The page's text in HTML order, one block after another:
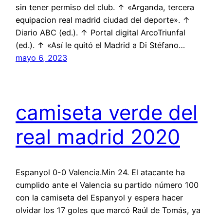
sin tener permiso del club. ↑ «Arganda, tercera
equipacion real madrid ciudad del deporte». ↑
Diario ABC (ed.). ↑ Portal digital ArcoTriunfal
(ed.). ↑ «Así le quitó el Madrid a Di Stéfano…
mayo 6, 2023
camiseta verde del
real madrid 2020
Espanyol 0-0 Valencia.Min 24. El atacante ha
cumplido ante el Valencia su partido número 100
con la camiseta del Espanyol y espera hacer
olvidar los 17 goles que marcó Raúl de Tomás, ya